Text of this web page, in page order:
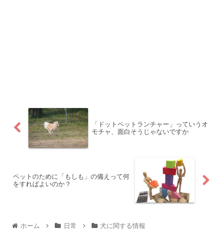
「ドットペットランチャー」っていうオ
モチャ、面白そうじゃないですか
ペットのために「もしも」の備えって何
をすればよいのか？
ホーム 日常 犬に関する情報